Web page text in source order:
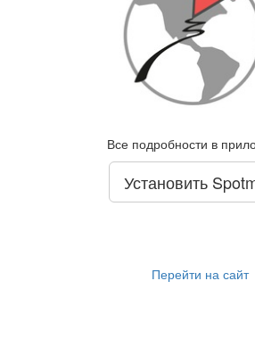
Все подробности в
Установить
Перейти на сайт